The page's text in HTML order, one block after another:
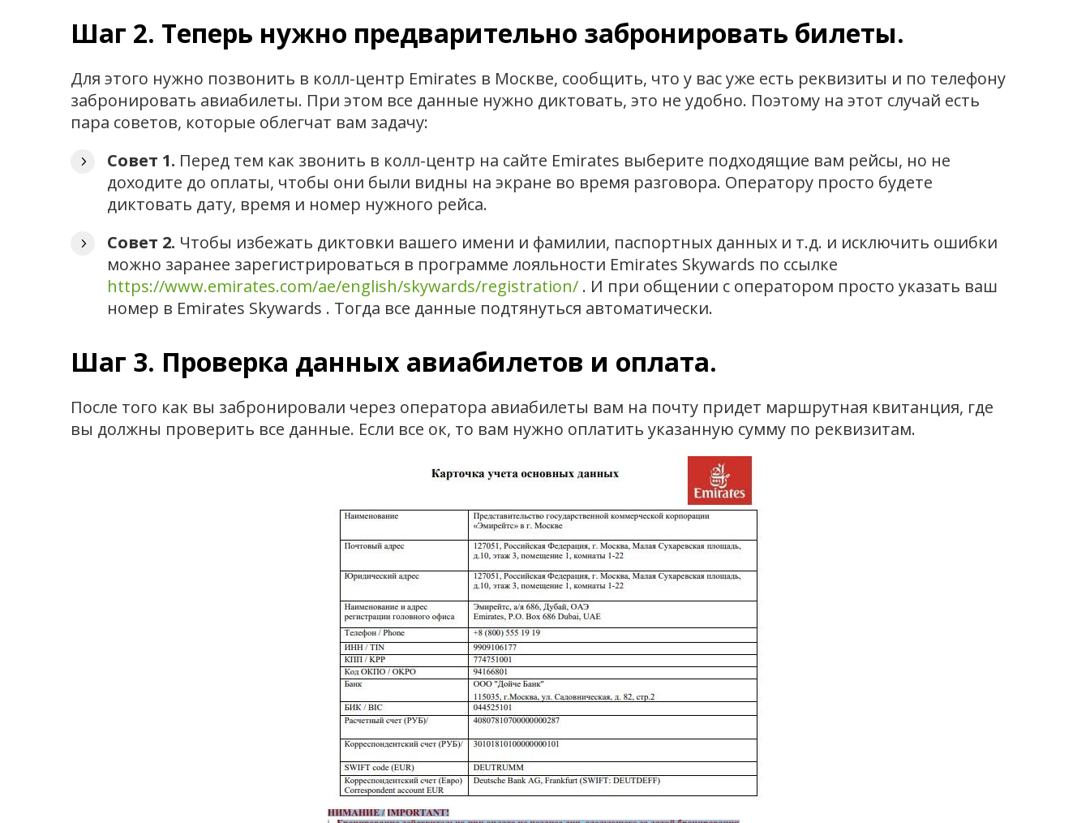
Шаг 2. Теперь нужно предварительно забронировать билеты.
Для этого нужно позвонить в колл-центр Emirates в Москве, сообщить, что у вас уже есть реквизиты и по телефону
забронировать авиабилеты. При этом все данные нужно диктовать, это не удобно. Поэтому на этот случай есть
пара советов, которые облегчат вам задачу:
Совет 1. Перед тем как звонить в колл-центр на сайте Emirates выберите подходящие вам рейсы, но не
доходите до оплаты, чтобы они были видны на экране во время разговора. Оператору просто будете
диктовать дату, время и номер нужного рейса.
Совет 2. Чтобы избежать диктовки вашего имени и фамилии, паспортных данных и т.д. и исключить ошибки
можно заранее зарегистрироваться в программе лояльности Emirates Skywards по ссылке
https://www.emirates.com/ae/english/skywards/registration/ . И при общении с оператором просто указать ваш
номер в Emirates Skywards . Тогда все данные подтянуться автоматически.
Шаг 3. Проверка данных авиабилетов и оплата.
После того как вы забронировали через оператора авиабилеты вам на почту придет маршрутная квитанция, где
вы должны проверить все данные. Если все ок, то вам нужно оплатить указанную сумму по реквизитам.